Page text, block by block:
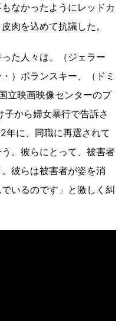
なかったようにレッドカ
肉を込めて抗議した。
た人々は、（ジェラー
）ポランスキー、（ドミ
立映画映像センターのプ
から婦女暴行で告訴さ
年に、同職に再選されて
。彼らにとって、被害者
彼らは被害者が姿を消
いるのです」と激しく糾